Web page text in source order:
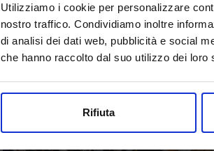
Utilizziamo i cookie per personalizzare
nostro traffico. Condividiamo inoltre
di analisi dei dati web, pubblicità e social
che hanno raccolto dal suo utilizzo dei loro
Rifiuta